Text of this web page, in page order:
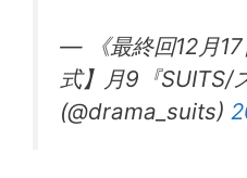
— 《最終回12月
式】月9『SUITS/
(@drama_suits)